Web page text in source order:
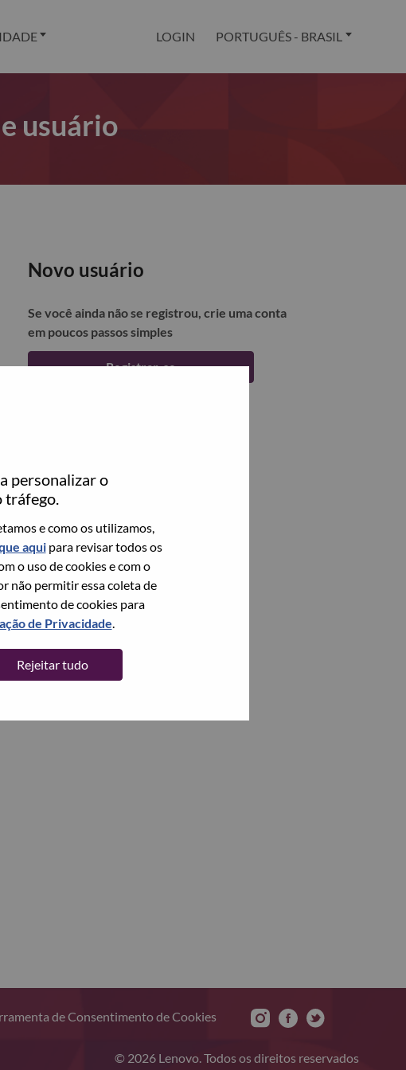
personalizar o
tráfego.
e como os utilizamos,
aquipara revisar todos os
o uso de cookies e com o
não permitir essa coleta de
de cookies para
de Privacidade.
Rejeitar tudo
LOGIN PORTUGUÊS - BRASIL
usuário
Novo usuário
Se você ainda não se registrou, crie uma conta
em poucos passos simples
Registrar-se
de Consentimento de Cookies
© 2026 Lenovo. Todos os direitos reservados